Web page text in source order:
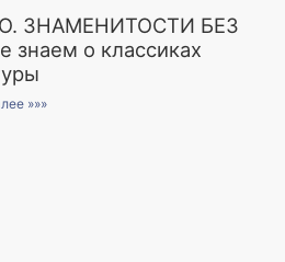
ЗНАМЕНИТОСТИ БЕЗ
о классиках
»»»